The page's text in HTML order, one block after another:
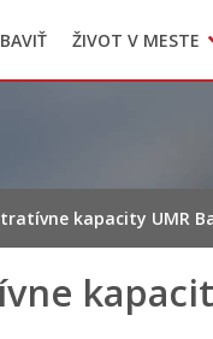
Zmluvy, faktúry a
ŽIVOT V MESTE
Odpady, verejné
Accommodation
kapacity UMR